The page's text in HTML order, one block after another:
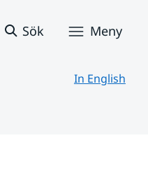
Sök Meny
In English